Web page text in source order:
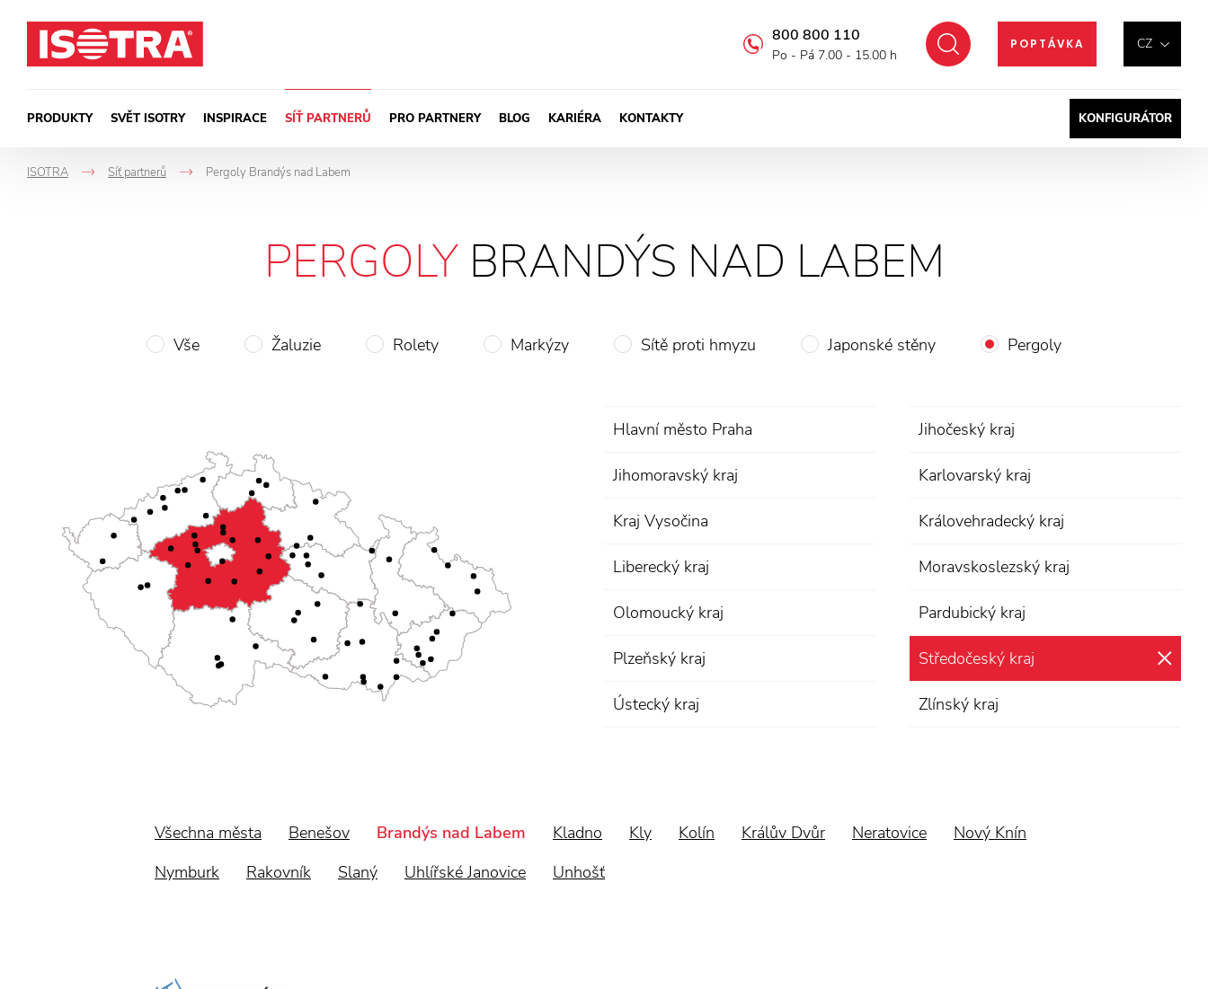
CZ
POPTÁVKA
Hledat
800 800 110
Po - Pá 7.00 - 15.00 h
PRODUKTY SVĚT ISOTRY INSPIRACE SÍŤ PARTNERŮ PRO PARTNERY BLOG KARIÉRA KONTAKTY KONFIGURÁTOR
ISOTRA
->
Síť partnerů Pergoly Brandýs nad Labem
PERGOLYBRANDÝS NAD LABEM
Vše Žaluzie Rolety Markýzy Sítě proti hmyzu Japonské stěny Pergoly
Hlavní město Praha Jihočeský kraj
Jihomoravský kraj Karlovarský kraj
Kraj Vysočina Královehradecký kraj
Liberecký kraj Moravskoslezský kraj
Olomoucký kraj Pardubický kraj
Plzeňský kraj Středočeský kraj
Ústecký kraj
Zlínský kraj
Všechna města Benešov Brandýs nad Labem Kladno Kly Kolín Králův Dvůr Neratovice
Nový Knín
Nymburk
Rakovník Slaný Uhlířské Janovice Unhošť